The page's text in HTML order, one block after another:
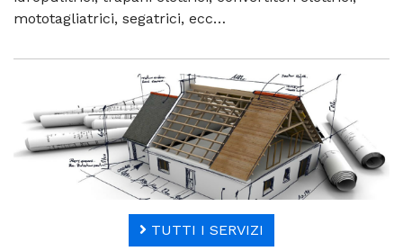
mototagliatrici, segatrici, ecc…
TUTTI I SERVIZI